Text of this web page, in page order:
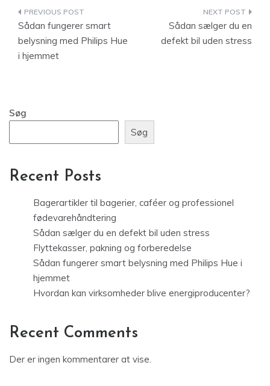
Indlægsnavigation
Sådan fungerer smart
belysning med Philips Hue
i hjemmet
Sådan sælger du en
defekt bil uden stress
Søg
Søg
Recent Posts
Bagerartikler til bagerier, caféer og professionel
fødevarehåndtering
Sådan sælger du en defekt bil uden stress
Flyttekasser, pakning og forberedelse
Sådan fungerer smart belysning med Philips Hue i
hjemmet
Hvordan kan virksomheder blive energiproducenter?
Recent Comments
Der er ingen kommentarer at vise.